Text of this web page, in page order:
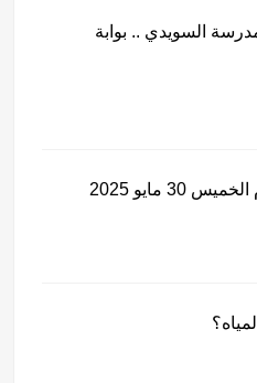
الثانوية العامة 2026: مدرسة السويدي .. بوابة
مايو 2025